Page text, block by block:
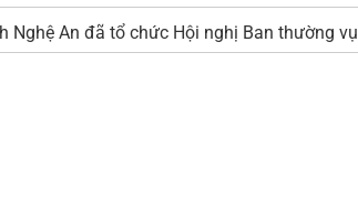
Nghệ An đã tổ chức Hội nghị Ban thường vụ